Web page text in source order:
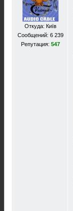
Откуда: Київ
Сообщений: 6 239
Репутация: 547